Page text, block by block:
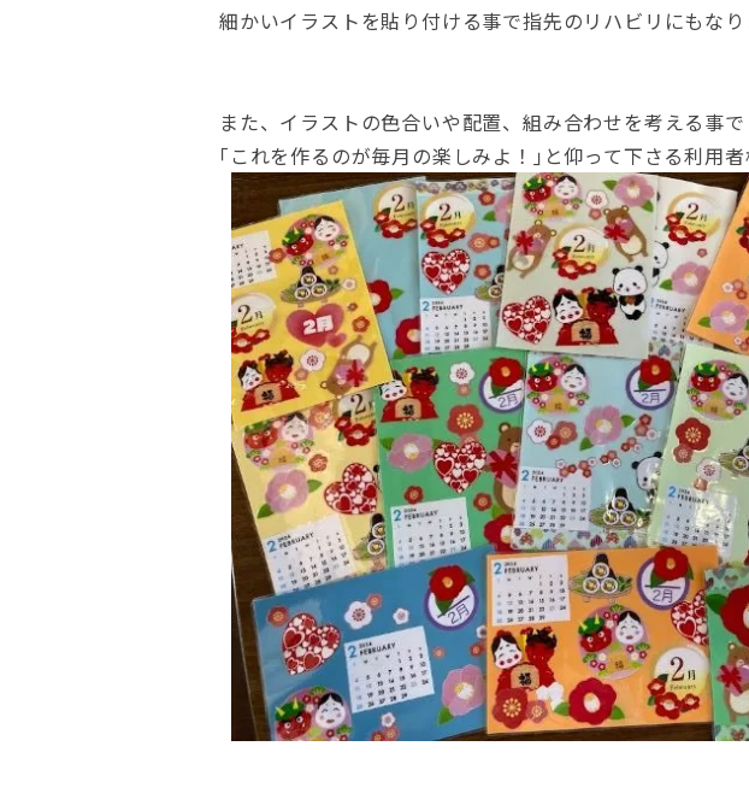
細かいイラストを貼り付ける事で指先のリハビリにもなり
また、イラストの色合いや配置、組み合わせを考える事で
｢これを作るのが毎月の楽しみよ！｣と仰って下さる利用